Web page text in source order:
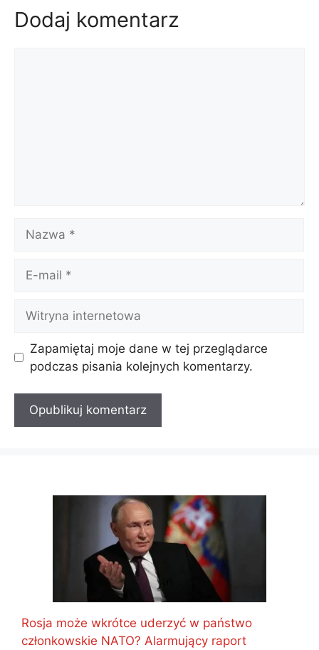
Dodaj komentarz
mail
internetowa
Zapamiętaj moje dane w tej przeglądarce
podczas pisania kolejnych komentarzy.
Rosja może wkrótce uderzyć w państwo
członkowskie NATO? Alarmujący raport